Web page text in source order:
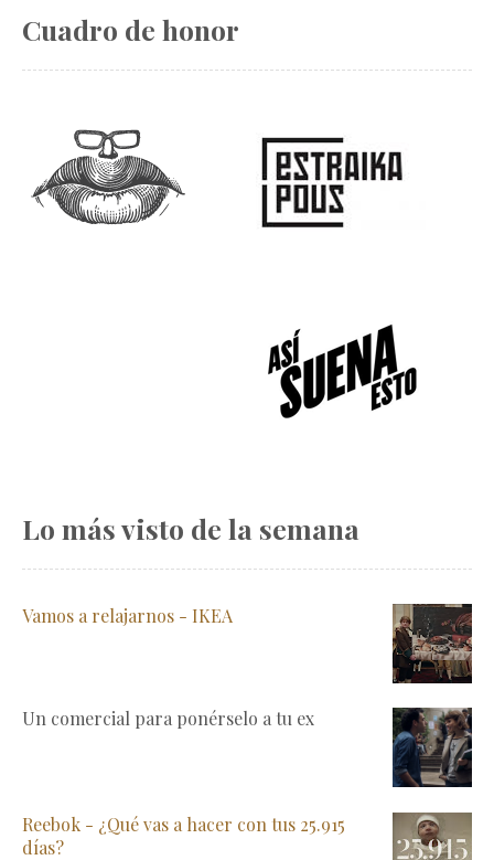
Cuadro de honor
Lo más visto de la semana
Vamos a relajarnos - IKEA
Un comercial para ponérselo a tu ex
Reebok - ¿Qué vas a hacer con tus 25.915
días?